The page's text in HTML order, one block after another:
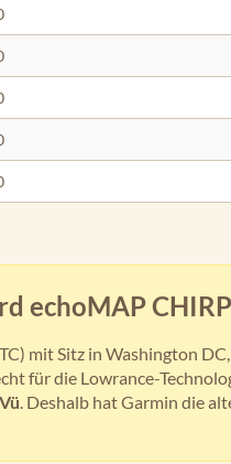
echoMAP
mit Sitz in Washington
für die Lowrance-
. Deshalb hat Garmin die